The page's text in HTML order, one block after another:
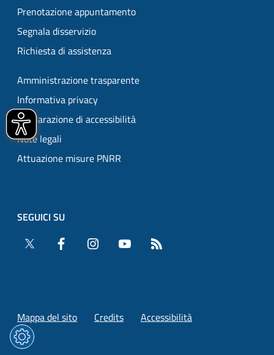
Prenotazione appuntamento
Segnala disservizio
Richiesta di assistenza
Amministrazione trasparente
Informativa privacy
Dichiarazione di accessibilità
Note legali
Attuazione misure PNRR
SEGUICI SU
Twitter
Facebook Instagram YouTube
Mappa del sito Credits Accessibilità